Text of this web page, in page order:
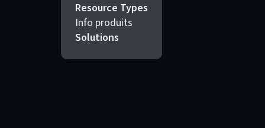
Resource Types
Info produits
Solutions